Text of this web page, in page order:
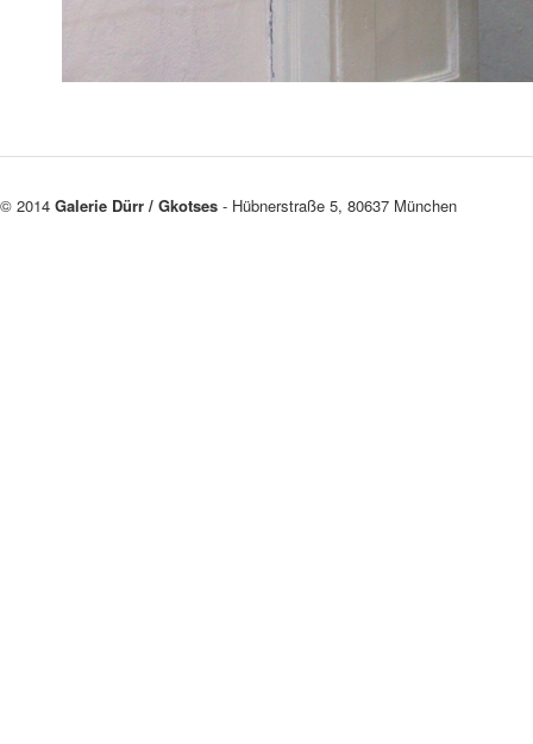
© 2014 Galerie Dürr / Gkotses - Hübnerstraße 5, 80637 München